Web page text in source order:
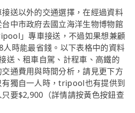
送以外的交通選擇，在經過資料
中市政府去國立海洋生物博物館
」專車接送，不過如果想兼顧
時能最省錢。以下表格中的資料
送、租車自駕、計程車、高鐵的
通費用與時間分析，請見更下方
有獨自一人時，tripool也有提供到
要$2,900（詳情請按黃色按鈕查